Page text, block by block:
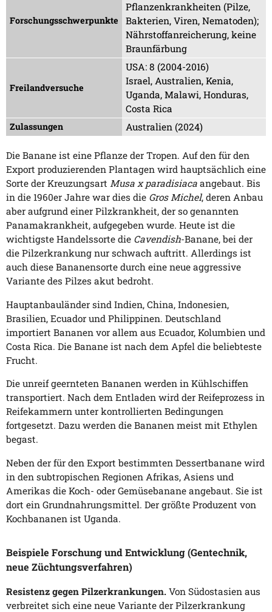
Forschungsschwerpunkte
Pflanzenkrankheiten (Pilze,
Bakterien, Viren, Nematoden);
Nährstoffanreicherung, keine
Braunfärbung
Freilandversuche
USA: 8 (2004-2016)
Israel, Australien, Kenia,
Uganda, Malawi, Honduras,
Costa Rica
Zulassungen Australien (2024)
Die Banane ist eine Pflanze der Tropen. Auf den für den
Export produzierenden Plantagen wird hauptsächlich eine
Sorte der Kreuzungsart Musa x paradisiaca angebaut. Bis
in die 1960er Jahre war dies die Gros Michel, deren Anbau
aber aufgrund einer Pilzkrankheit, der so genannten
Panamakrankheit, aufgegeben wurde. Heute ist die
wichtigste Handelssorte die Cavendish-Banane, bei der
die Pilzerkrankung nur schwach auftritt. Allerdings ist
auch diese Bananensorte durch eine neue aggressive
Variante des Pilzes akut bedroht.
Hauptanbauländer sind Indien, China, Indonesien,
Brasilien, Ecuador und Philippinen. Deutschland
importiert Bananen vor allem aus Ecuador, Kolumbien und
Costa Rica. Die Banane ist nach dem Apfel die beliebteste
Frucht.
Die unreif geernteten Bananen werden in Kühlschiffen
transportiert. Nach dem Entladen wird der Reifeprozess in
Reifekammern unter kontrollierten Bedingungen
fortgesetzt. Dazu werden die Bananen meist mit Ethylen
begast.
Neben der für den Export bestimmten Dessertbanane wird
in den subtropischen Regionen Afrikas, Asiens und
Amerikas die Koch- oder Gemüsebanane angebaut. Sie ist
dort ein Grundnahrungsmittel. Der größte Produzent von
Kochbananen ist Uganda.
Beispiele Forschung und Entwicklung (Gentechnik,
neue Züchtungsverfahren)
Resistenz gegen Pilzerkrankungen. Von Südostasien aus
verbreitet sich eine neue Variante der Pilzerkrankung